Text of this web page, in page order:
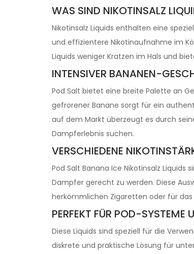
WAS SIND NIKOTINSALZ
Nikotinsalz Liquids enthalten eine
und effizientere Nikotinaufnahme im
Liquids weniger Kratzen im Hals und
INTENSIVER BANANEN-
Pod Salt bietet eine breite Palette an
gefrorener Banane sorgt für ein
auf dem Markt überzeugt es durch
Dampferlebnis suchen.
VERSCHIEDENE
Pod Salt Banana Ice Nikotinsalz
Dampfer gerecht zu werden. Diese
herkömmlichen Zigaretten oder für
PERFEKT FÜR POD-SYSTEME
Diese Liquids sind speziell für die
diskrete und praktische Lösung für